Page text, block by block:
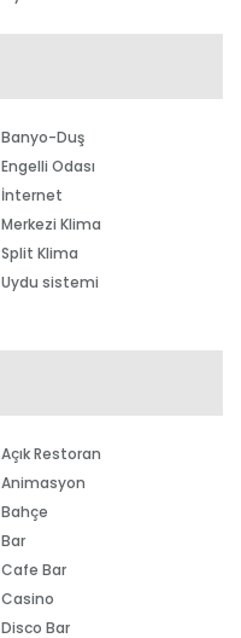
Banyo-Duş
Engelli Odası
İnternet
Merkezi Klima
Split Klima
Uydu sistemi
Açık Restoran
Animasyon
Bahçe
Bar
Cafe Bar
Casino
Disco Bar